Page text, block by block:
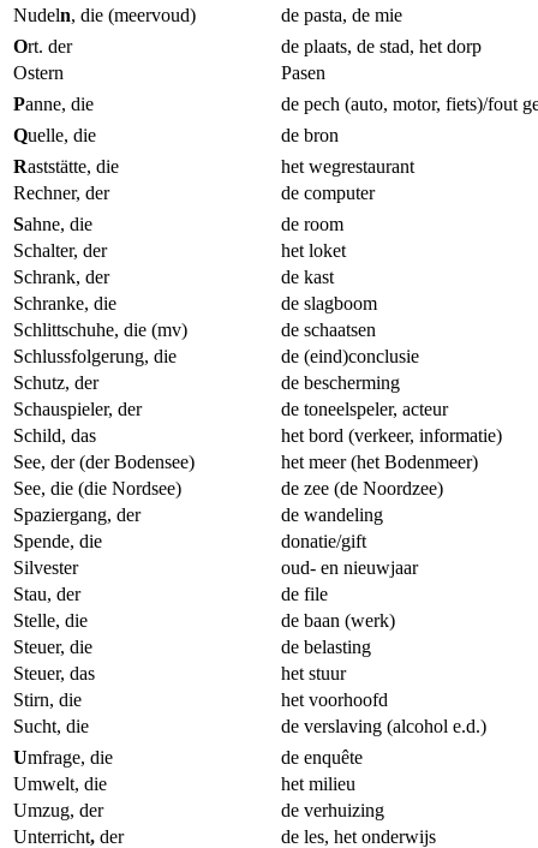
Nudeln, die (meervoud)
de pasta, de mie
Ort. der
de plaats, de stad, het dorp
Ostern
Pasen
Panne, die
de pech (auto, motor, fiets)/fout
Quelle, die
de bron
Raststätte, die
het wegrestaurant
Rechner, der
de computer
Sahne, die
de room
Schalter, der
het loket
Schrank, der
de kast
Schranke, die
de slagboom
Schlittschuhe, die (mv)
de schaatsen
Schlussfolgerung, die
de (eind)conclusie
Schutz, der
de bescherming
Schauspieler, der
de toneelspeler, acteur
Schild, das
het bord (verkeer, informatie)
See, der (der Bodensee)
het meer (het Bodenmeer)
See, die (die Nordsee)
de zee (de Noordzee)
Spaziergang, der
de wandeling
Spende, die
donatie/gift
Silvester
oud- en nieuwjaar
Stau, der
de file
Stelle, die
de baan (werk)
Steuer, die
de belasting
Steuer, das
het stuur
Stirn, die
het voorhoofd
Sucht, die
de verslaving (alcohol e.d.)
Umfrage, die
de enquête
Umwelt, die
het milieu
Umzug, der
de verhuizing
Unterricht, der
de les, het onderwijs